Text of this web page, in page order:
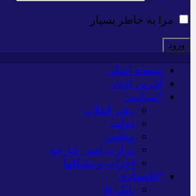
مرا به خاطر بسپار
صفحه اصلی
آخرین اخبار
*سیاسی
رهبر انقلاب
دولت
مجلس
وزارت امور خارجه
احزاب و تشکلها
*اقتصادی
بانک ها